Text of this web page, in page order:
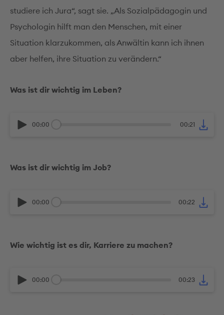
studiere ich Jura“, sagt sie. „Als Sozialpädagogin und
Psychologin hilft man den Menschen, mit einer
Situation klarzukommen, als Anwältin kann ich ihnen
aber helfen, ihre Situation zu verändern.“
Was ist dir wichtig im Leben?
00:00 00:21
Was ist dir wichtig im Job?
00:00 00:22
Wie wichtig ist es dir, Karriere zu machen?
00:00 00:23